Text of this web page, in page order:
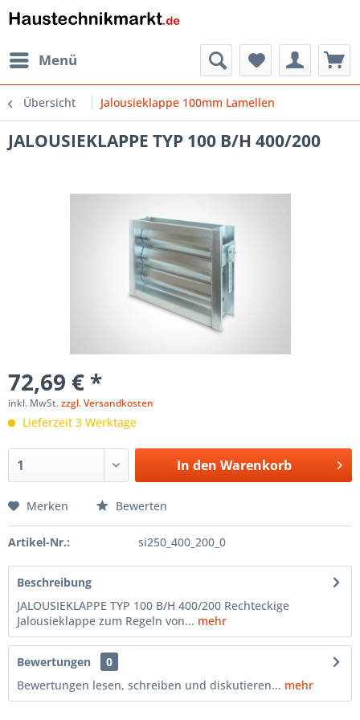
Menü
Übersicht Jalousieklappe 100mm Lamellen
JALOUSIEKLAPPE TYP 100 B/H 400/200
72,69 € *
inkl. MwSt.zzgl. Versandkosten
Lieferzeit 3 Werktage
In den Warenkorb
Merken Bewerten
Artikel-Nr.: si250_400_200_0
Beschreibung
JALOUSIEKLAPPE TYP 100 B/H 400/200 Rechteckige
Jalousieklappe zum Regeln von... mehr
Bewertungen
0
Bewertungen lesen, schreiben und diskutieren... mehr